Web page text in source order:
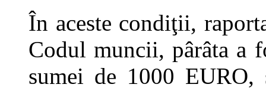
În aceste condiţii,
Codul muncii, pârâta a
sumei de 1000